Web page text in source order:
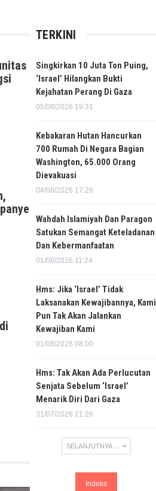
TERKINI
Singkirkan 10 Juta Ton Puing,
‘Israel’ Hilangkan Bukti
Kejahatan Perang Di Gaza
05/08/2026 19:31
Kebakaran Hutan Hancurkan
700 Rumah Di Negara Bagian
Washington, 65.000 Orang
Dievakuasi
04/08/2026 17:28
Wahdah Islamiyah Dan Paragon
Satukan Semangat Keteladanan
Dan Kebermanfaatan
01/08/2026 11:24
Hms: Jika ‘Israel’ Tidak
Laksanakan Kewajibannya, Kami
Pun Tak Akan Jalankan
Kewajiban Kami
01/08/2026 08:00
Hms: Tak Akan Ada Perlucutan
Senjata Sebelum ‘Israel’
Menarik Diri Dari Gaza
31/07/2026 21:26
SELANJUTNYA ...
Indeks